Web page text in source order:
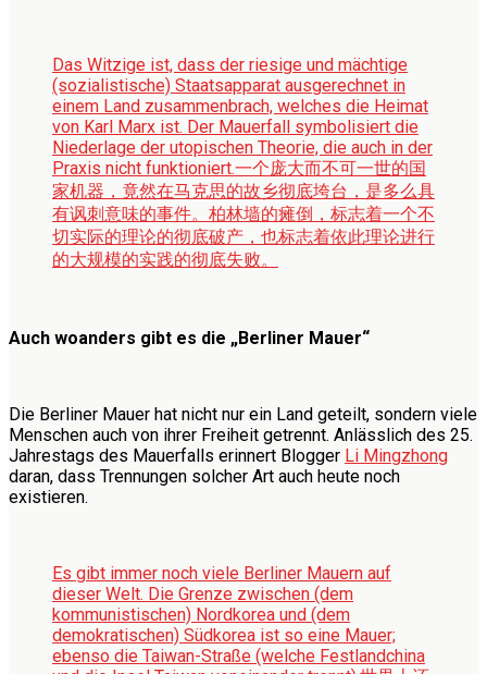
Das Witzige ist, dass der riesige und mächtige
(sozialistische) Staatsapparat ausgerechnet in
einem Land zusammenbrach, welches die Heimat
von Karl Marx ist. Der Mauerfall symbolisiert die
Niederlage der utopischen Theorie, die auch in der
Praxis nicht funktioniert.一个庞大而不可一世的国
家机器，竟然在马克思的故乡彻底垮台，是多么具
有讽刺意味的事件。柏林墙的瘫倒，标志着一个不
切实际的理论的彻底破产，也标志着依此理论进行
的大规模的实践的彻底失败。
Auch woanders gibt es die „Berliner Mauer“
Die Berliner Mauer hat nicht nur ein Land geteilt, sondern viele
Menschen auch von ihrer Freiheit getrennt. Anlässlich des 25.
Jahrestags des Mauerfalls erinnert Blogger Li Mingzhong
daran, dass Trennungen solcher Art auch heute noch
existieren.
Es gibt immer noch viele Berliner Mauern auf
dieser Welt. Die Grenze zwischen (dem
kommunistischen) Nordkorea und (dem
demokratischen) Südkorea ist so eine Mauer;
ebenso die Taiwan-Straße (welche Festlandchina